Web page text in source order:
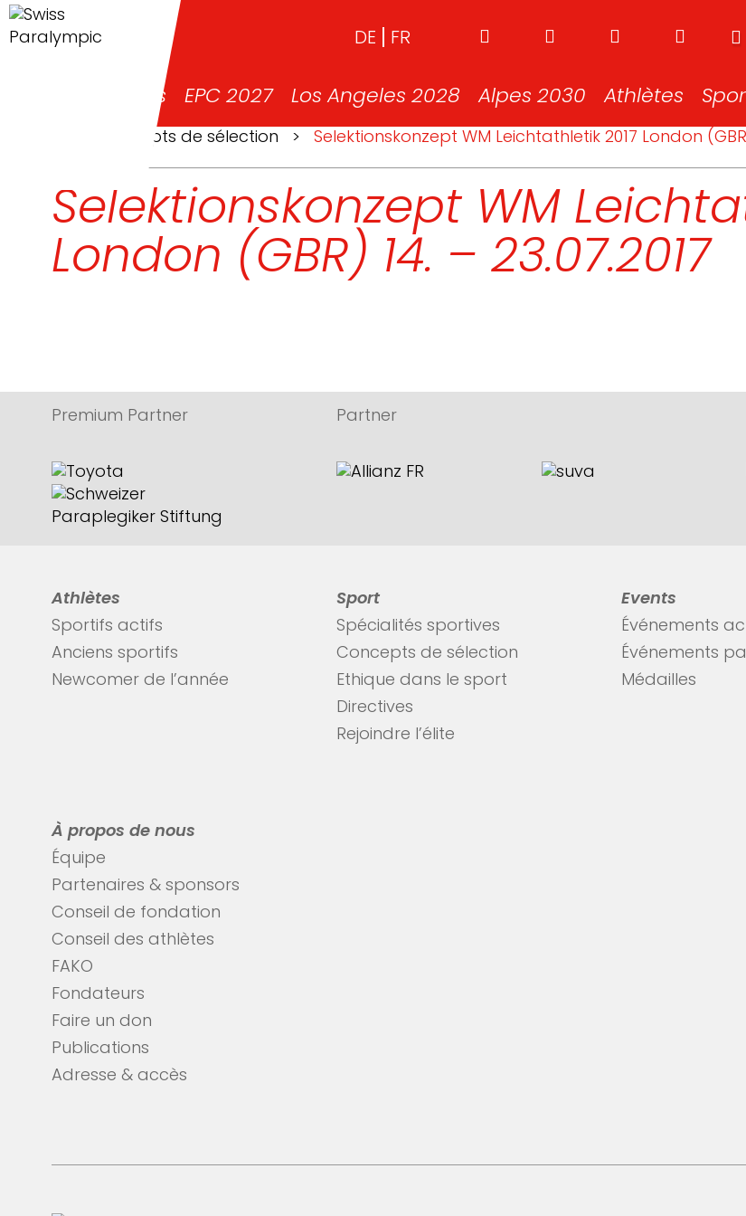
DE FR
News EPC 2027 Los Angeles 2028 Alpes 2030 Athlètes
Concepts de sélection > Selektionskonzept WM Leichtathletik 2017 London (GBR)
Selektionskonzept WM
London (GBR) 14. – 23.07.2017
Premium Partner Partner
Athlètes
Sportifs actifs
Anciens sportifs
Newcomer de l’année
Sport
Spécialités sportives
Concepts de sélection
Ethique dans le sport
Directives
Rejoindre l’élite
Events
Événements
Événements
Médailles
À propos de nous
Équipe
Partenaires & sponsors
Conseil de fondation
Conseil des athlètes
FAKO
Fondateurs
Faire un don
Publications
Adresse & accès